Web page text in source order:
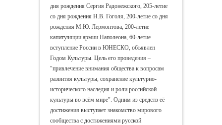
дня рождения Сергия Радонежского, 205-летие
со дня рождения Н.В. Гоголя, 200-летие со дня
рождения М.Ю. Лермонтова, 200-летие
капитуляции армии Наполеона, 60-летие
вступление России в ЮНЕСКО, объявлен
Годом Культуры. Цель его проведения –
"привлечение внимания общества к вопросам
развития культуры, сохранение культурно-
исторического наследия и роли российской
культуры во всём мире". Одним из средств её
достижения выступает знакомство мирового
сообщества с достижениями русской